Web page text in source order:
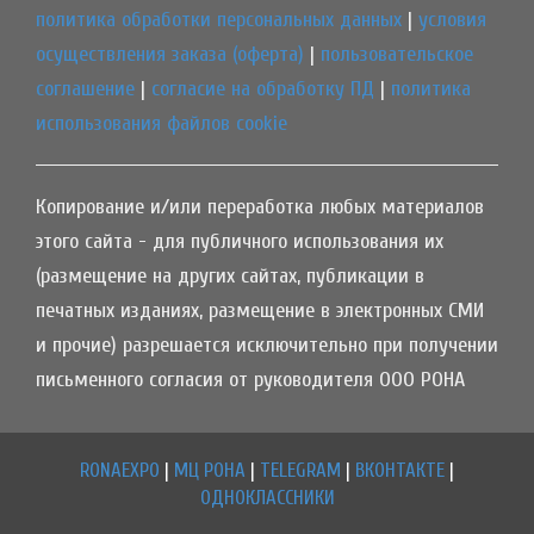
политика обработки персональных данных | условия
осуществления заказа (оферта) | пользовательское
соглашение | согласие на обработку ПД | политика
использования файлов cookie
Копирование и/или переработка любых материалов
этого сайта - для публичного использования их
(размещение на других сайтах, публикации в
печатных изданиях, размещение в электронных СМИ
и прочие) разрешается исключительно при получении
письменного согласия от руководителя ООО РОНА
RONAEXPO МЦ РОНА TELEGRAM ВКОНТАКТЕ
ОДНОКЛАССНИКИ